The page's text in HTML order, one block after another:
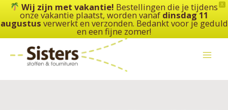
X
Wij zijn met vakantie! Bestellingen die je tijdens
onze vakantie plaatst, worden vanaf dinsdag 11
augustus verwerkt en verzonden. Bedankt voor je geduld
en een fijne zomer!
de
inhoud